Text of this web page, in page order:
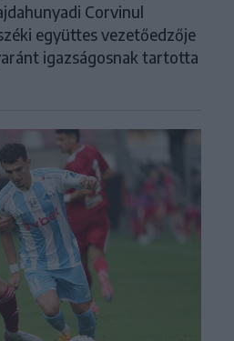
Corvinul
együttes vezetőedzője
igazságosnak tartotta